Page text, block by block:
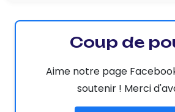
Coup de
Aime notre page
soutenir ! Merci